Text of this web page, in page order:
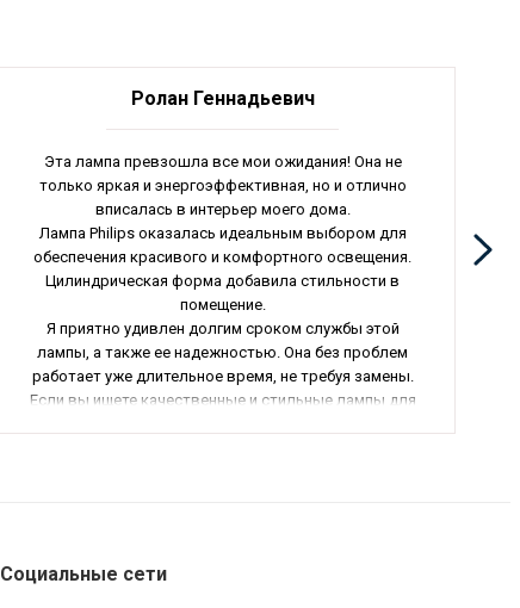
Ролан Геннадьевич
Эта лампа превзошла все мои ожидания! Она не
только яркая и энергоэффективная, но и отлично
вписалась в интерьер моего дома.
Лампа Philips оказалась идеальным выбором для
обеспечения красивого и комфортного освещения.
Цилиндрическая форма добавила стильности в
помещение.
Я приятно удивлен долгим сроком службы этой
лампы, а также ее надежностью. Она без проблем
работает уже длительное время, не требуя замены.
Если вы ищете качественные и стильные лампы для
Социальные сети